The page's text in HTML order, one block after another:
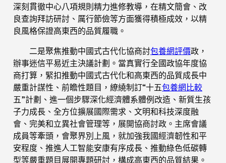
深刻貫徹中心八項規則精力進修教導，在精文簡會、改
良查詢拜訪研討、厲行節儉等方面獲得積極成效，以精
良風格保證高東西的品質履職。
二是聚焦推動中國式古代化協商討包養網評價政，
辦事迷信平易近主決議計劃。當真實行全國政協年度協
商打算，緊扣推動中國式古代化和高東西的品質成長中
嚴重計謀性、前瞻性題目，繚繞制訂“十五包養網比較
五”計劃、進一個步驟深化經濟體系體例改造、新質生孩
子力成長、全方位擴展國際需求、文明和科技深度融
會、完美和立異社會管理等，展開協商討政。主席會議
成員等牽頭，會聚界別上風，就加強我國經濟韌性和平
安程度、推進人工智能安康有序成長、推動綠色低碳轉
型等嚴重題目展開專題研討，構成高東西的品質結果。